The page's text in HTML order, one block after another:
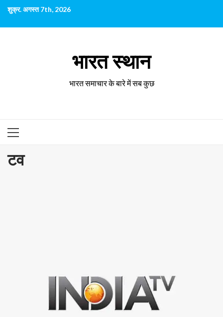
छोड़कर
सामग्री
पर
शुक्र. अगस्त 7th, 2026
भारत स्थान
भारत समाचार के बारे में सब कुछ
प्राथमिक
टव